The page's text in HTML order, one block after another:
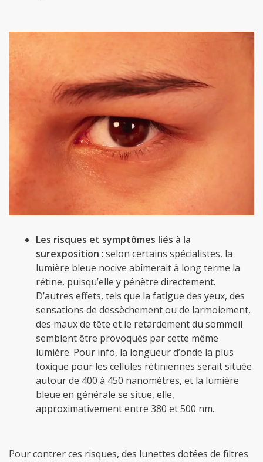
Les risques et symptômes liés à la
surexposition : selon certains spécialistes, la
lumière bleue nocive abîmerait à long terme la
rétine, puisqu’elle y pénètre directement.
D’autres effets, tels que la fatigue des yeux, des
sensations de dessèchement ou de larmoiement,
des maux de tête et le retardement du sommeil
semblent être provoqués par cette même
lumière. Pour info, la longueur d’onde la plus
toxique pour les cellules rétiniennes serait située
autour de 400 à 450 nanomètres, et la lumière
bleue en générale se situe, elle,
approximativement entre 380 et 500 nm.
Pour contrer ces risques, des lunettes dotées de filtres